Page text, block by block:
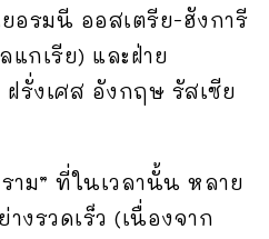
อรมนี ออสเตรีย-ฮังการี
กเรีย) และฝ่าย
รั่งเศส อังกฤษ รัสเซีย
าม” ที่ในเวลานั้น หลาย
งรวดเร็ว (เนื่องจาก